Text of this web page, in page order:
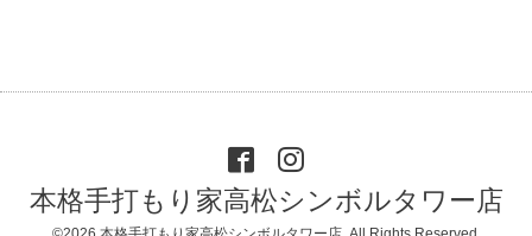
本格手打もり家高松シンボルタワー店